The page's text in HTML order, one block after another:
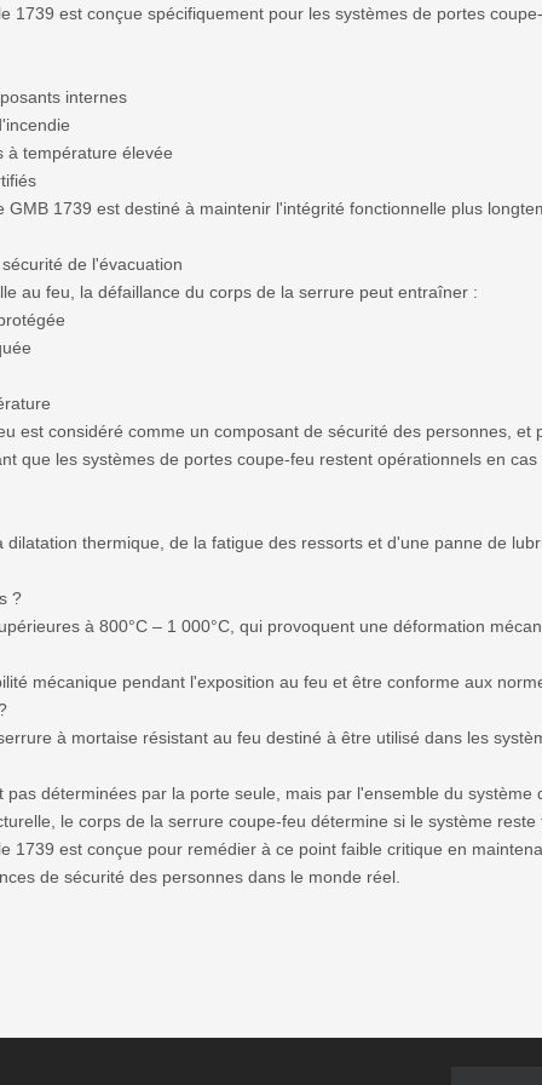
1739 est conçue spécifiquement pour les systèmes de portes
internes
à température élevée
1739 est destiné à maintenir l'intégrité fonctionnelle plus
de l'évacuation
au feu, la défaillance du corps de la serrure peut entraîner :
est considéré comme un composant de sécurité des personnes, et
que les systèmes de portes coupe-feu restent opérationnels en
thermique, de la fatigue des ressorts et d'une panne de
?
à 800°C – 1 000°C, qui provoquent une déformation
mécanique pendant l'exposition au feu et être conforme aux
à mortaise résistant au feu destiné à être utilisé dans les
déterminées par la porte seule, mais par l'ensemble du système
le corps de la serrure coupe-feu détermine si le système
1739 est conçue pour remédier à ce point faible critique en
de sécurité des personnes dans le monde réel.